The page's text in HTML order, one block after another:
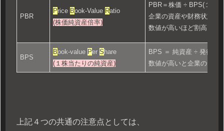
PBR
Price Book-Value Ratio
(株価純資産倍率)
PBR＝株価 ÷ BPS(１株
企業の資産や財務状態か
数値が高いほど割高、低
BPS
Book-value PerShare
(１株当たりの純資産)
BPS ＝ 純資産 ÷ 発行済
数値が高いと企業の安定
上記４つの共通の注意点としては、